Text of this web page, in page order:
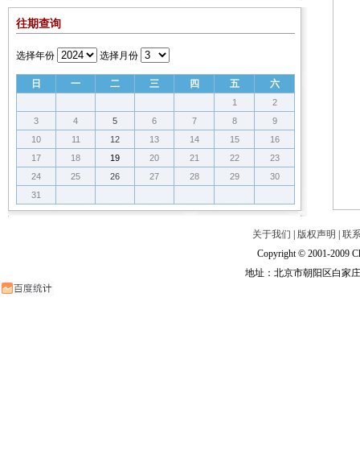
往期查询
选择年份 选择月份
日 一 二 三 四 五 六
1
2
3
4 5 6 7 8
9
10
11 12 13 14 15
16
17
18 19 20 21 22
23
24
25 26 27 28 29
30
31
关于我们 版权声明
联
Copyright © 2001-2009
地址：北京市朝阳区白家